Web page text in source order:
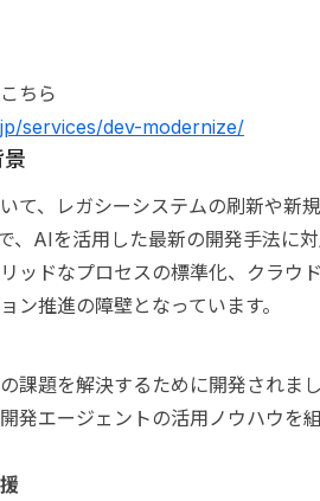
ちら
services/dev-modernize/
て、レガシーシステムの刷新や新
、AIを活用した最新の開発手法に
ッドなプロセスの標準化、クラウ
ン推進の障壁となっています。
課題を解決するために開発されま
発エージェントの活用ノウハウを